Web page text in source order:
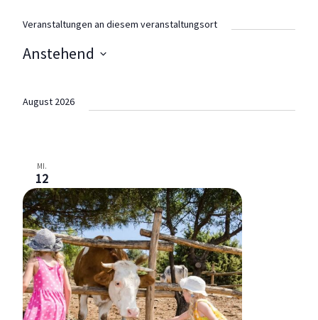
Veranstaltungen an diesem veranstaltungsort
Anstehend
wählen.
August 2026
MI.
12